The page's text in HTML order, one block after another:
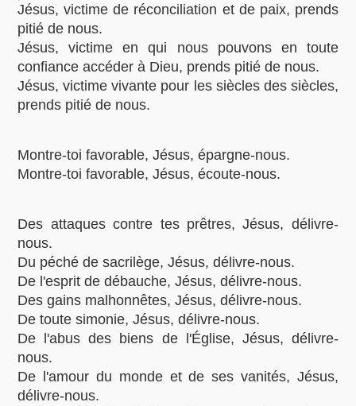
Jésus, victime de réconciliation et de paix, prends
pitié de nous.
Jésus, victime en qui nous pouvons en toute
confiance accéder à Dieu, prends pitié de nous.
Jésus, victime vivante pour les siècles des siècles,
prends pitié de nous.
Montre-toi favorable, Jésus, épargne-nous.
Montre-toi favorable, Jésus, écoute-nous.
Des attaques contre tes prêtres, Jésus, délivre-
nous.
Du péché de sacrilège, Jésus, délivre-nous.
De l'esprit de débauche, Jésus, délivre-nous.
Des gains malhonnêtes, Jésus, délivre-nous.
De toute simonie, Jésus, délivre-nous.
De l'abus des biens de l'Église, Jésus, délivre-
nous.
De l'amour du monde et de ses vanités, Jésus,
délivre-nous.